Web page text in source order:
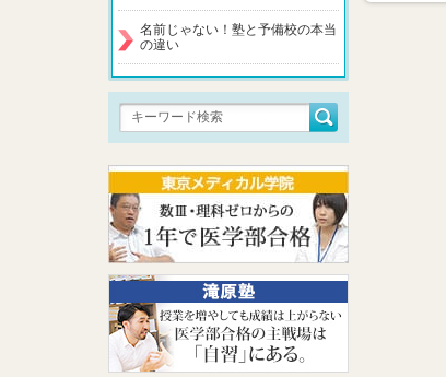
名前じゃない！塾と予備校の本当
の違い